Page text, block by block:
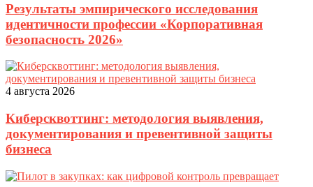
Результаты эмпирического исследования
идентичности профессии «Корпоративная
безопасность 2026»
4 августа 2026
Киберсквоттинг: методология выявления,
документирования и превентивной защиты
бизнеса